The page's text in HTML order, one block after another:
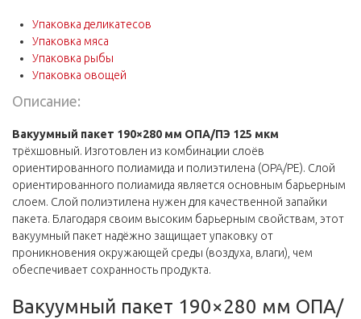
Упаковка деликатесов
Упаковка мяса
Упаковка рыбы
Упаковка овощей
Описание:
Вакуумный пакет 190×280 мм ОПА/ПЭ 125 мкм
трёхшовный. Изготовлен из комбинации слоёв
ориентированного полиамида и полиэтилена (OPA/PE). Слой
ориентированного полиамида является основным барьерным
слоем. Слой полиэтилена нужен для качественной запайки
пакета. Благодаря своим высоким барьерным свойствам, этот
вакуумный пакет надёжно защищает упаковку от
проникновения окружающей среды (воздуха, влаги), чем
обеспечивает сохранность продукта.
Вакуумный пакет 190×280 мм ОПА/